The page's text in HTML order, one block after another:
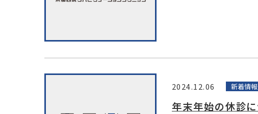
2024.12.06 新着情報
年末年始の休診